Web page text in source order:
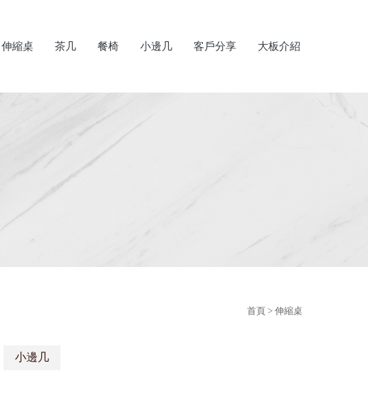
伸縮桌 茶几 餐椅 小邊几 客戶分享 大板介紹
首頁 > 伸縮桌
小邊几